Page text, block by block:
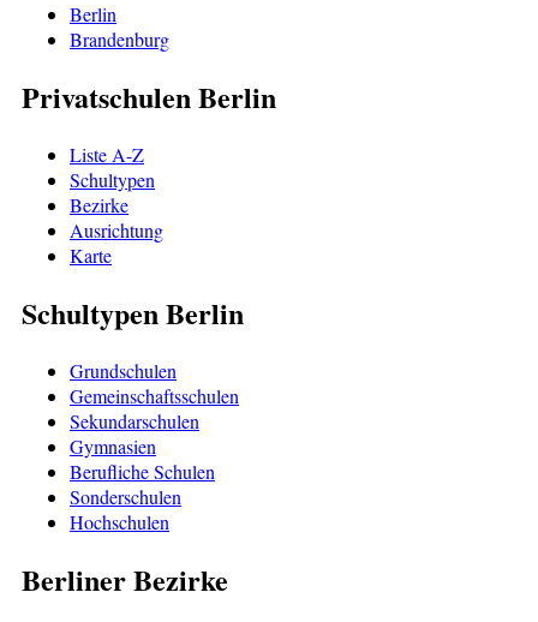
Berlin
Brandenburg
Privatschulen Berlin
Liste A-Z
Schultypen
Bezirke
Ausrichtung
Karte
Schultypen Berlin
Grundschulen
Gemeinschaftsschulen
Sekundarschulen
Gymnasien
Berufliche Schulen
Sonderschulen
Hochschulen
Berliner Bezirke